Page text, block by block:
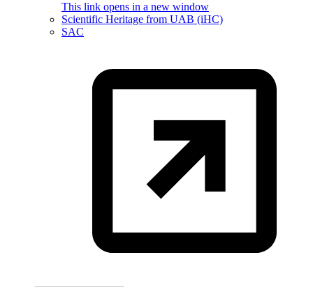
This link opens in a new window
Scientific Heritage from UAB (iHC)
SAC